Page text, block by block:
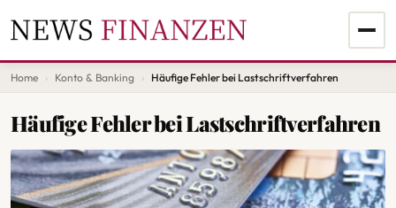
Home Konto & Banking Häufige Fehler bei Lastschriftverfahren
Häufige Fehler bei Lastschriftverfahren